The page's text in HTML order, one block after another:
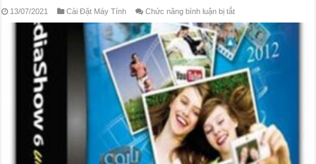
13/07/2021 Cài Đặt Máy Tính Chức năng bình luận bị tắtở
Đặt
Phần
Mềm
Corel